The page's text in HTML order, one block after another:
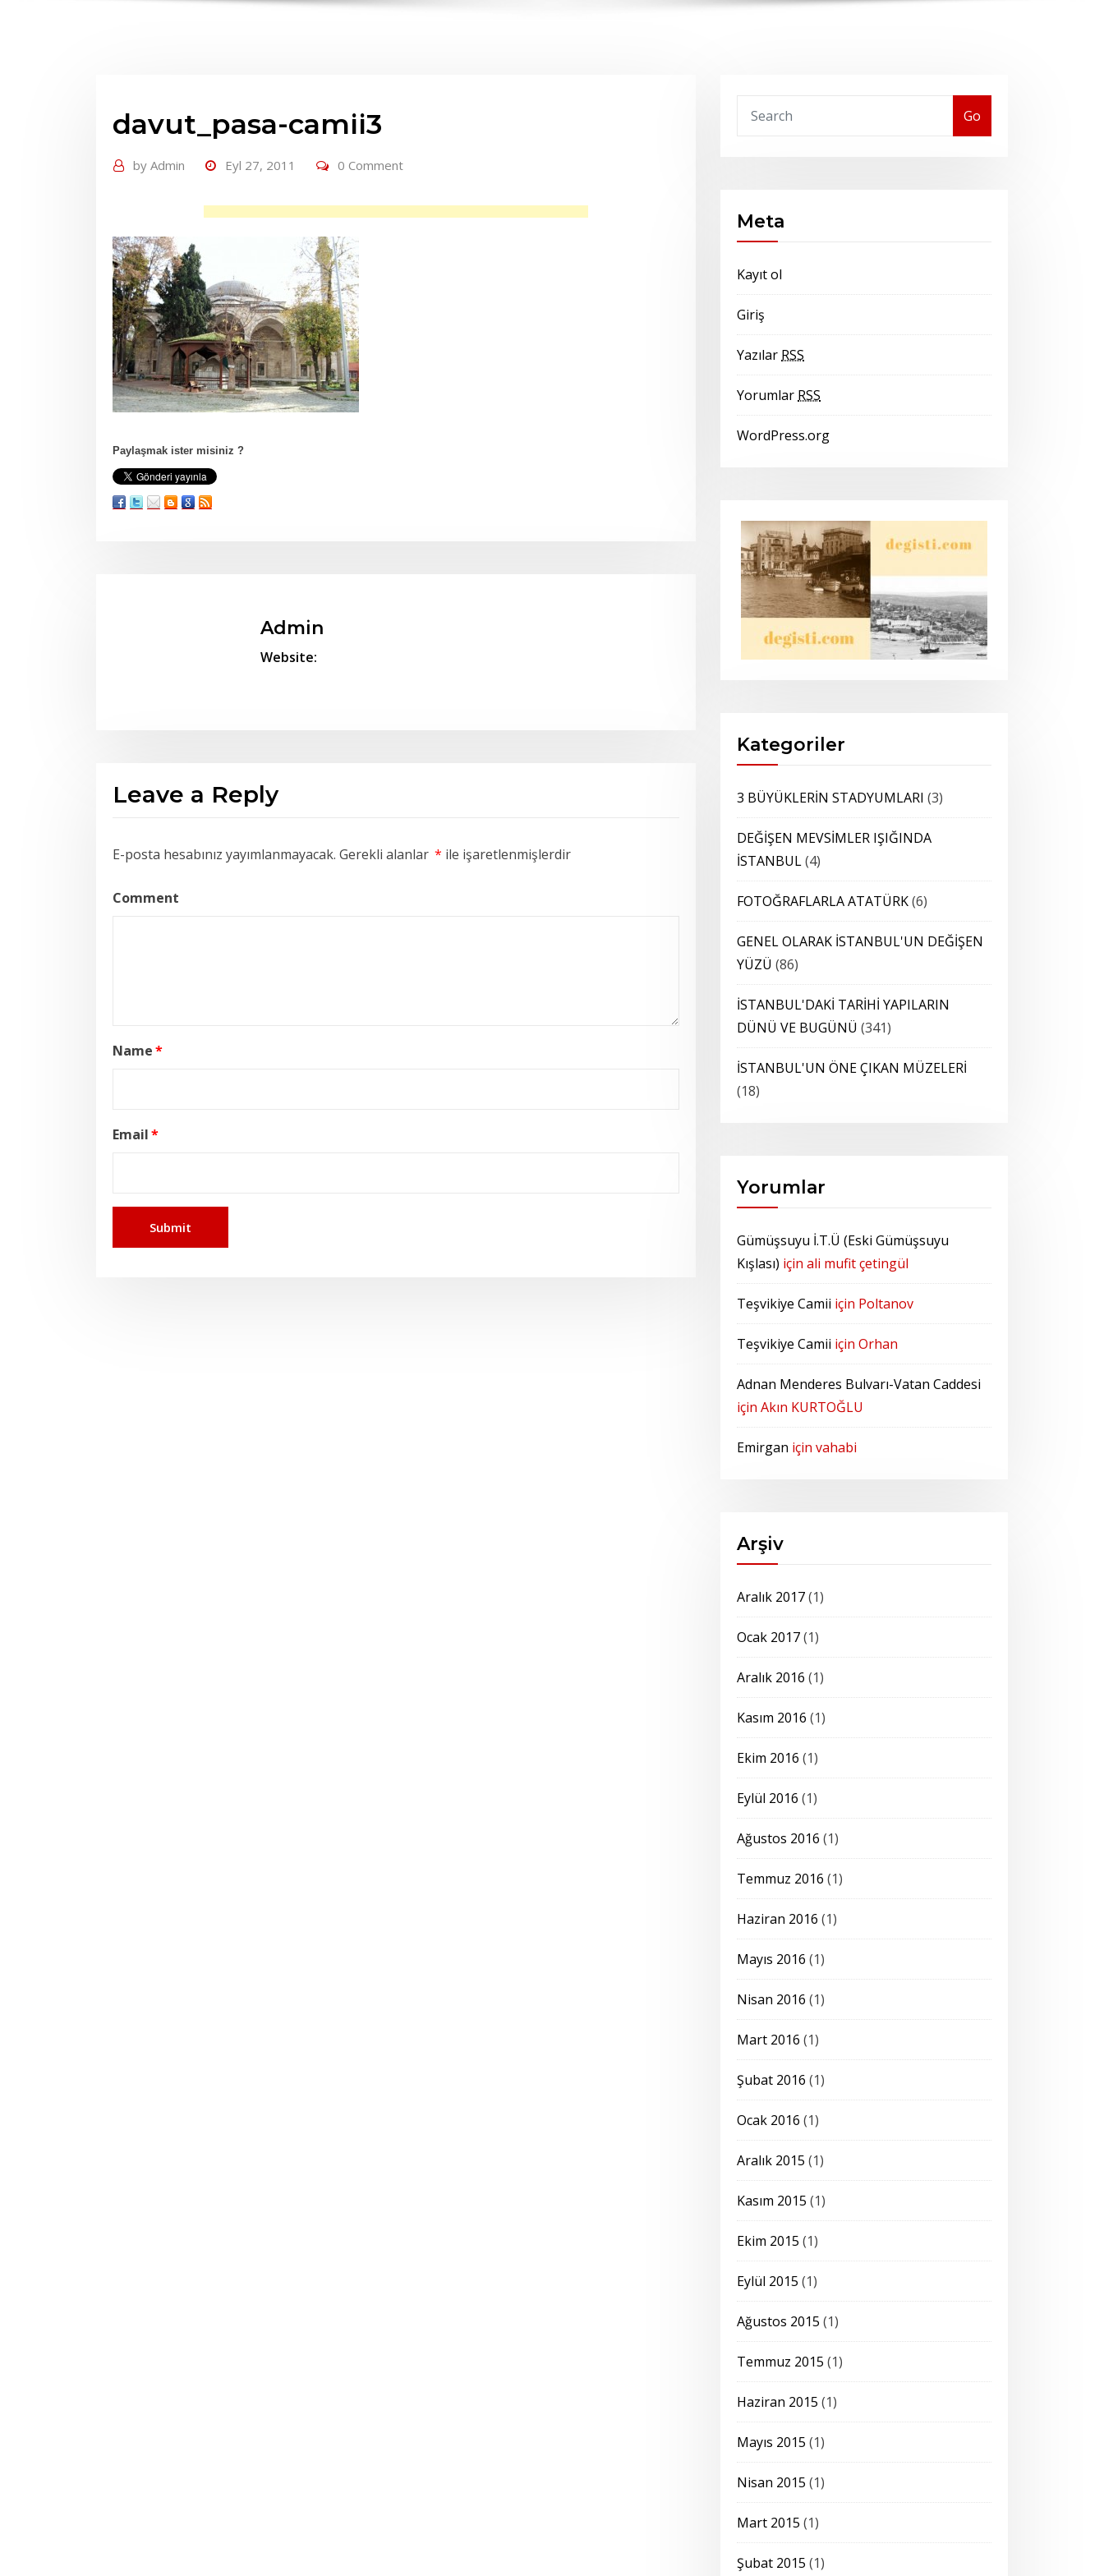
davut_pasa-camii3
by Admin Eyl 27, 2011 0 Comment
Paylaşmak ister misiniz ?
Admin
Website:
Leave a Reply
E-posta hesabınız yayımlanmayacak. Gerekli alanlar * ile işaretlenmişlerdir
Comment
Name*
Email*
Go
Meta
Kayıt ol
Giriş
Yazılar RSS
Yorumlar RSS
WordPress.org
Kategoriler
3 BÜYÜKLERİN STADYUMLARI (3)
DEĞİŞEN MEVSİMLER IŞIĞINDA
İSTANBUL(4)
FOTOĞRAFLARLA ATATÜRK(6)
GENEL OLARAK İSTANBUL'UN DEĞİŞEN
YÜZÜ (86)
İSTANBUL'DAKİ TARİHİ YAPILARIN
DÜNÜ VE BUGÜNÜ (341)
İSTANBUL'UN ÖNE ÇIKAN MÜZELERİ
(18)
Yorumlar
Gümüşsuyu İ.T.Ü (Eski Gümüşsuyu
Kışlası) için ali mufit çetingül
Teşvikiye Camii için Poltanov
Teşvikiye Camii için Orhan
Adnan Menderes Bulvarı-Vatan Caddesi
için Akın KURTOĞLU
Emirgan için vahabi
Arşiv
Aralık 2017(1)
Ocak 2017(1)
Aralık 2016 (1)
Kasım 2016 (1)
Ekim 2016 (1)
Eylül 2016 (1)
Ağustos 2016 (1)
Temmuz 2016 (1)
Haziran 2016 (1)
Mayıs 2016 (1)
Nisan 2016 (1)
Mart 2016 (1)
Şubat 2016 (1)
Ocak 2016 (1)
Aralık 2015 (1)
Kasım 2015 (1)
Ekim 2015 (1)
Eylül 2015 (1)
Ağustos 2015 (1)
Temmuz 2015 (1)
Haziran 2015 (1)
Mayıs 2015 (1)
Nisan 2015 (1)
Mart 2015 (1)
Şubat 2015 (1)